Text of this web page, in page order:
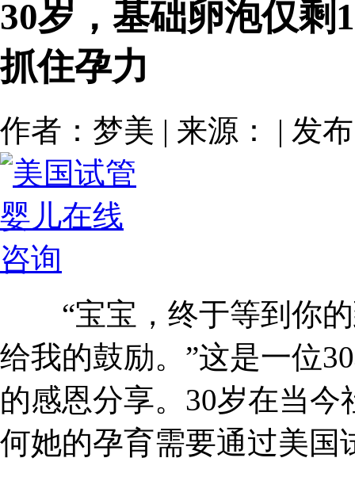
30岁，基础卵泡仅剩
抓住孕力
作者：梦美 | 来源： | 发
“宝宝，终于等到你的
给我的鼓励。”这是一位
的感恩分享。30岁在当
何她的孕育需要通过美国